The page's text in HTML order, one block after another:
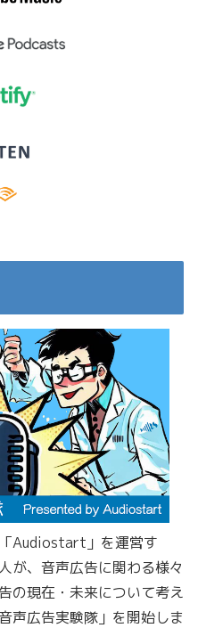
Audiostart」を運営す
が、音声広告に関わる様々
の現在・未来について考え
声広告実験隊」を開始しま